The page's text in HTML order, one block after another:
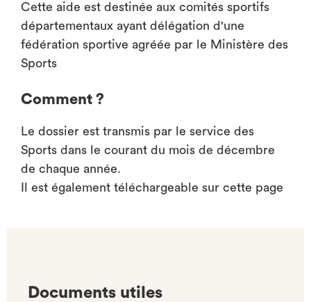
Cette aide est destinée aux comités sportifs
départementaux ayant délégation d'une
fédération sportive agréée par le Ministère des
Sports
Comment ?
Le dossier est transmis par le service des
Sports dans le courant du mois de décembre
de chaque année.
Il est également téléchargeable sur cette page
Documents utiles